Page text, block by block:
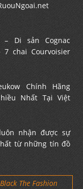
– Di sản Cognac
7 chai Courvoisier
Chính Hãng
Nhất Tại Việt
nhận được sự
từ những tín đồ
The Fashion